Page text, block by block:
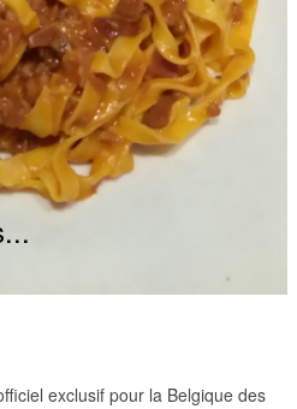
exclusif pour la Belgique des